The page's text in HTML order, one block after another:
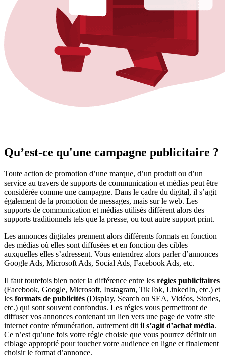
Qu’est-ce qu'une campagne publicitaire ?
Toute action de promotion d’une marque, d’un produit ou d’un
service au travers de supports de communication et médias peut être
considérée comme une campagne. Dans le cadre du digital, il s’agit
également de la promotion de messages, mais sur le web. Les
supports de communication et médias utilisés diffèrent alors des
supports traditionnels tels que la presse, ou tout autre support print.
Les annonces digitales prennent alors différents formats en fonction
des médias où elles sont diffusées et en fonction des cibles
auxquelles elles s’adressent. Vous entendrez alors parler d’annonces
Google Ads, Microsoft Ads, Social Ads, Facebook Ads, etc.
Il faut toutefois bien noter la différence entre les régies publicitaires
(Facebook, Google, Microsoft, Instagram, TikTok, LinkedIn, etc.) et
les formats de publicités (Display, Search ou SEA, Vidéos, Stories,
etc.) qui sont souvent confondus. Les régies vous permettront de
diffuser vos annonces contenant un lien vers une page de votre site
internet contre rémunération, autrement dit il s’agit d’achat média.
Ce n’est qu’une fois votre régie choisie que vous pourrez définir un
ciblage approprié pour toucher votre audience en ligne et finalement
choisir le format d’annonce.